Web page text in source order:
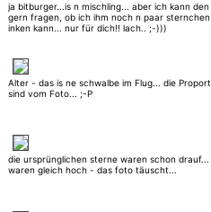
ja bitburger...is n mischling... aber ich kann
gern fragen, ob ich ihm noch n paar
inken kann... nur für dich!! lach.. ;-)))
Alter - das is ne schwalbe im Flug... die
sind vom Foto... ;-P
die ursprünglichen sterne waren schon
waren gleich hoch - das foto täuscht...